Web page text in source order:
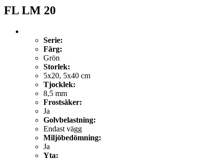
FL LM 20
Serie:
Färg:
Grön
Storlek:
5x20, 5x40 cm
Tjocklek:
8,5 mm
Frostsäker:
Ja
Golvbelastning:
Endast vägg
Miljöbedömning:
Ja
Yta: